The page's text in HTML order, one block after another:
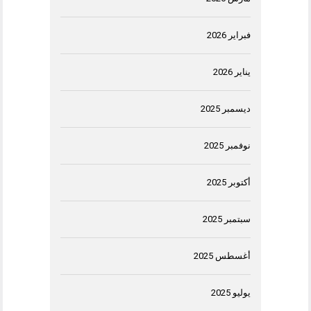
فبراير 2026
يناير 2026
ديسمبر 2025
نوفمبر 2025
أكتوبر 2025
سبتمبر 2025
أغسطس 2025
يوليو 2025